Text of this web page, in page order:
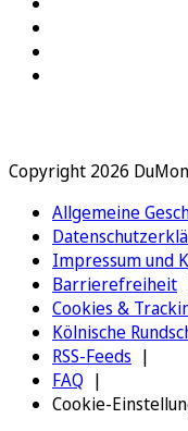
Copyright 2026
Allgemeine
Impressum und
Barrierefreiheit
Cookies &
Kölnische
RSS-Feeds
FAQ
Cookie-